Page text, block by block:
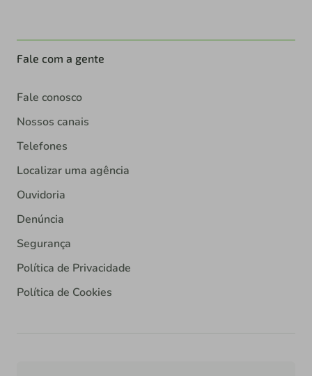
Fale com a gente
Fale conosco
Nossos canais
Telefones
Localizar uma agência
Ouvidoria
Denúncia
Segurança
Política de Privacidade
Política de Cookies